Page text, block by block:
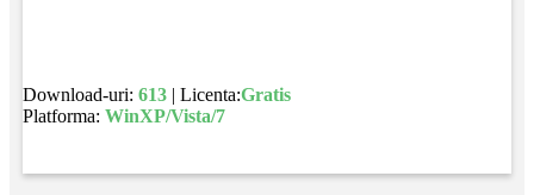
Download-uri: 613| Licenta:Gratis
Platforma: WinXP/Vista/7